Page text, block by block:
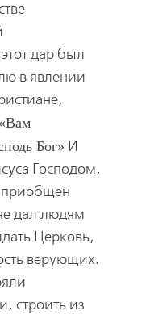
дар был
в явлении
Вам
Бог
И
Господом,
приобщен
дал людям
Церковь,
верующих.
строить из